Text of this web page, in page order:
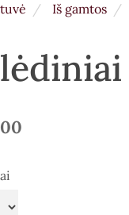
Iš gamtos